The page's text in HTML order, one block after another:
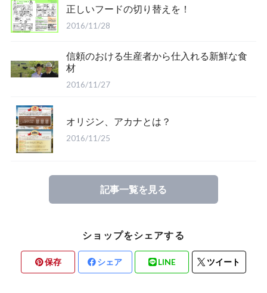
正しいフードの切り替えを！
2016/11/28
信頼のおける生産者から仕入れる新鮮な食
材
2016/11/27
オリジン、アカナとは？
2016/11/25
記事一覧を見る
ショップをシェアする
保存 シェア LINE ツイート